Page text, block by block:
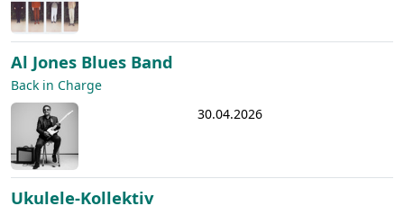
Al Jones Blues Band
Back in Charge
30.04.2026
Ukulele-Kollektiv